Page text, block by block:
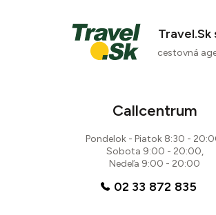
4 recenzie
Travel.Sk
cestovná
Callcentrum
Pondelok - Piatok 8:30 -
Sobota 9:00 - 20:00,
Nedeľa 9:00 - 20:00
02 33 872 835